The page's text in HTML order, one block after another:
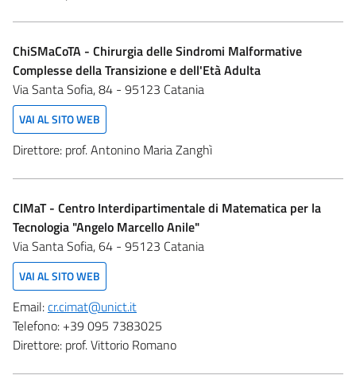
ChiSMaCoTA - Chirurgia delle Sindromi Malformative
Complesse della Transizione e dell'Età Adulta
Via Santa Sofia, 84 - 95123 Catania
VAI AL SITO WEB
Direttore: prof. Antonino Maria Zanghì
CIMaT - Centro Interdipartimentale di Matematica per la
Tecnologia "Angelo Marcello Anile"
Via Santa Sofia, 64 - 95123 Catania
VAI AL SITO WEB
Email:cr.cimat@unict.it
Telefono: +39 095 7383025
Direttore: prof. Vittorio Romano